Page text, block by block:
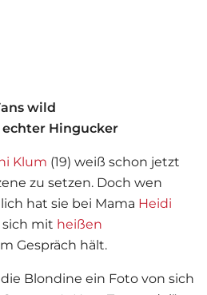
wild
echter Hingucker
Klum (19) weiß schon jetzt
zu setzen. Doch wen
hat sie bei Mama Heidi
sich mit heißen
Gespräch hält.
Blondine ein Foto von sich